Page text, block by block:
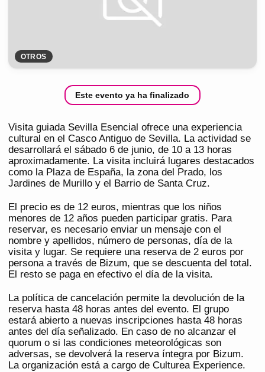
OTROS
Este evento ya ha finalizado
Visita guiada Sevilla Esencial ofrece una experiencia
cultural en el Casco Antiguo de Sevilla. La actividad se
desarrollará el sábado 6 de junio, de 10 a 13 horas
aproximadamente. La visita incluirá lugares destacados
como la Plaza de España, la zona del Prado, los
Jardines de Murillo y el Barrio de Santa Cruz.
El precio es de 12 euros, mientras que los niños
menores de 12 años pueden participar gratis. Para
reservar, es necesario enviar un mensaje con el
nombre y apellidos, número de personas, día de la
visita y lugar. Se requiere una reserva de 2 euros por
persona a través de Bizum, que se descuenta del total.
El resto se paga en efectivo el día de la visita.
La política de cancelación permite la devolución de la
reserva hasta 48 horas antes del evento. El grupo
estará abierto a nuevas inscripciones hasta 48 horas
antes del día señalizado. En caso de no alcanzar el
quorum o si las condiciones meteorológicas son
adversas, se devolverá la reserva íntegra por Bizum.
La organización está a cargo de Culturea Experience.